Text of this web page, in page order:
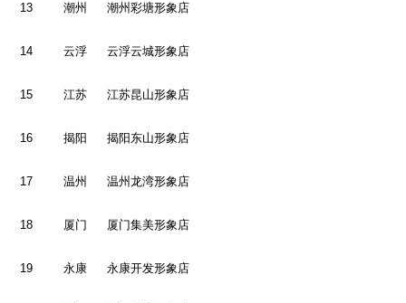
13 潮州 潮州彩塘形象店
14 云浮 云浮云城形象店
15 江苏 江苏昆山形象店
16 揭阳 揭阳东山形象店
17 温州 温州龙湾形象店
18 厦门 厦门集美形象店
19 永康 永康开发形象店